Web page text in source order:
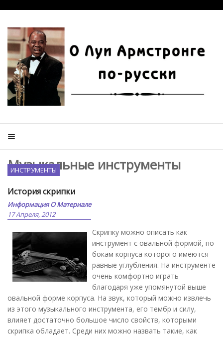
Музыкальные инструменты
ИНСТРУМЕНТЫ
История скрипки
Информация О Материале
17 Апреля, 2012
Скрипку можно описать как
инструмент с овальной формой, по
бокам корпуса которого имеются
равные углубления. На инструменте
очень комфортно играть
благодаря уже упомянутой выше
овальной форме корпуса. На звук, который можно извлечь
из этого музыкального инструмента, его тембр и силу,
влияет достаточно большое число свойств, которыми
скрипка обладает. Среди них можно назвать такие, как